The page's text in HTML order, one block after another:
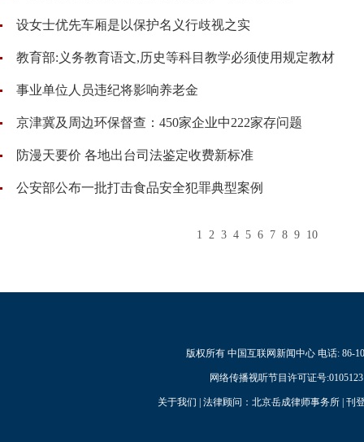
设女士优先车厢是以保护名义行歧视之实
教育部:义务教育语文,历史等科目教学必须使用规定教材
事业单位人员违纪将影响养老金
京津冀及周边环保督查：450家企业中222家存问题
防漫天要价 各地出台司法鉴定收费新标准
公安部公布一批打击食品安全犯罪典型案例
1 2 3 4 5 6 7 8 9 10